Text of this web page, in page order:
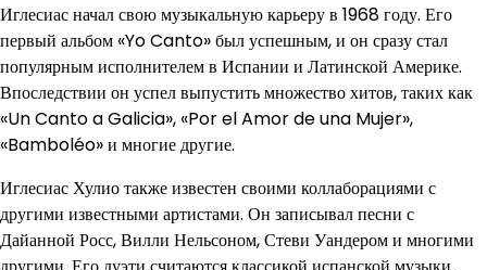
Иглесиас начал свою музыкальную карьеру в 1968 году. Его
первый альбом «Yo Canto» был успешным, и он сразу стал
популярным исполнителем в Испании и Латинской Америке.
Впоследствии он успел выпустить множество хитов, таких как
«Un Canto a Galicia», «Por el Amor de una Mujer»,
«Bamboléo» и многие другие.
Иглесиас Хулио также известен своими коллаборациями с
другими известными артистами. Он записывал песни с
Дайанной Росс, Вилли Нельсоном, Стеви Уандером и многими